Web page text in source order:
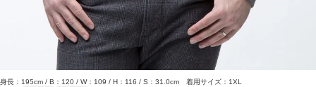
身長：195cm / B：120 / W：109 / H：116 / S：31.0cm 着用サイズ：1XL